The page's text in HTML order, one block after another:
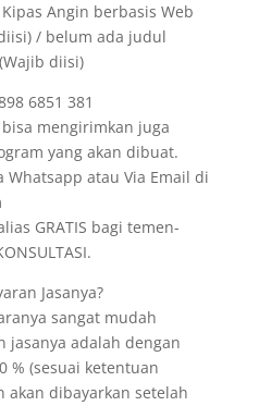
Angin berbasis Web
/ belum ada judul
diisi)
6851 381
mengirimkan juga
yang akan dibuat.
Whatsapp atau Via Email di
GRATIS bagi temen-
Jasanya?
sangat mudah
jasanya adalah dengan
% (sesuai ketentuan
akan dibayarkan setelah